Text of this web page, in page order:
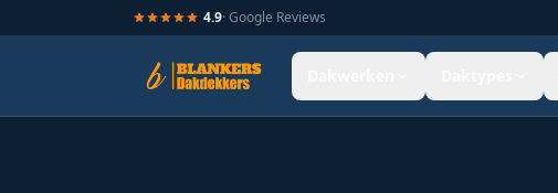
4.9· Google Reviews